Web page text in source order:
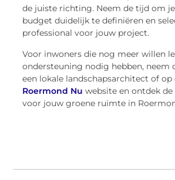
de juiste richting. Neem de tijd om
budget duidelijk te definiëren en
professional voor jouw project.
Voor inwoners die nog meer willen
ondersteuning nodig hebben, neem
een lokale landschapsarchitect of op
Roermond Nu website en ontdek
voor jouw groene ruimte in